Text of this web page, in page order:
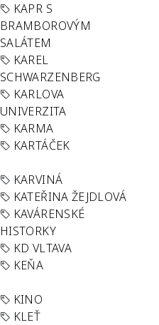
KAPR S
BRAMBOROVÝM
SALÁTEM
KAREL
SCHWARZENBERG
KARLOVA
UNIVERZITA
KARMA
KARTÁČEK
KARVINÁ
KATEŘINA ŽEJDLOVÁ
KAVÁRENSKÉ
HISTORKY
KD VLTAVA
KEŇA
KINO
KLEŤ